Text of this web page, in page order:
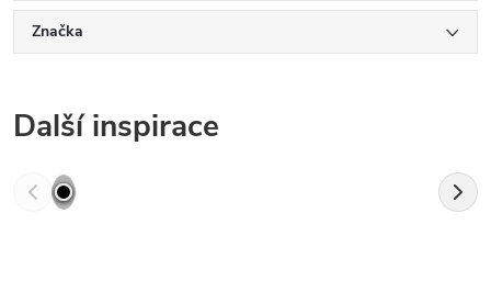
Značka
Další inspirace